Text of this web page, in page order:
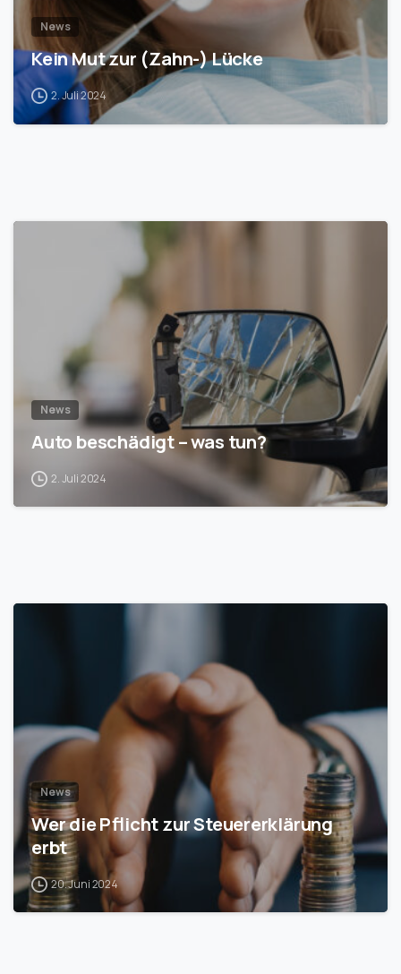
News
Kein Mut zur (Zahn-) Lücke
2. Juli 2024
News
Auto beschädigt – was tun?
2. Juli 2024
News
Wer die Pflicht zur Steuererklärung
erbt
20. Juni 2024